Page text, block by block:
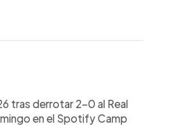
2-0 al Real
Con este triunfo,
opciones a los
tras derrotar 2-0 al Real
en el Spotify Camp